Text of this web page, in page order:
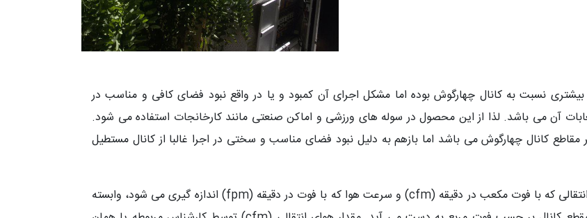
نسبت به کانال چهارگوش بوده اما مشکل اجرای آن کمبود و یا در واقع نبود فضای کافی و مناسب در
آن می باشد. لذا از این محصول در سوله های ورزشی و اماکن صنعتی مانند کارخانجات استفاده می شود.
مقاطع کانال چهارگوش می باشد اما بازهم به دلیل نبود فضای مناسب و سختی در اجرا غالبا از کانال مستطیل
ابعاد کانال های هوا مانند کانال چهارگوش به میزان هوای انتقالی که با فوت مکعب در دقیقه (cfm) و سرعت هوا که با فوت در دقیقه (fpm) اندازه گیری می شود، وابسته